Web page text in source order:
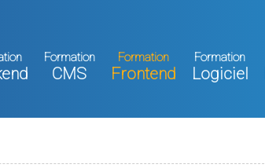
Formation
CMS
Formation
Frontend
Formation
Logiciel